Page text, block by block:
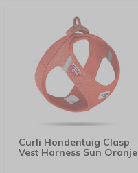
Curli Hondentuig Clasp
Vest Harness Sun Oranje